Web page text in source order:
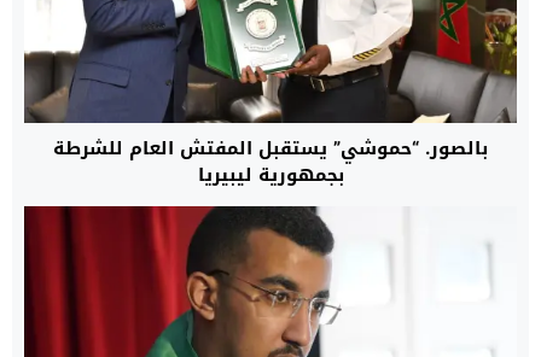
بالصور. “حموشي” يستقبل المفتش العام للشرطة
بجمهورية ليبيريا